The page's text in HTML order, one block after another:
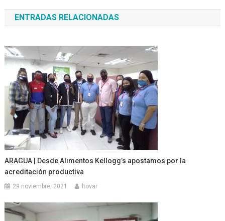
de
entradas
ENTRADAS RELACIONADAS
ARAGUA | Desde Alimentos Kellogg’s apostamos por la
acreditación productiva
29 noviembre, 2021 ltovar